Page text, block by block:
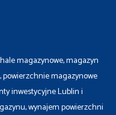
magazynowe, magazyn
magazynowe
inwestycyjne Lublin i
wynajem powierzchni